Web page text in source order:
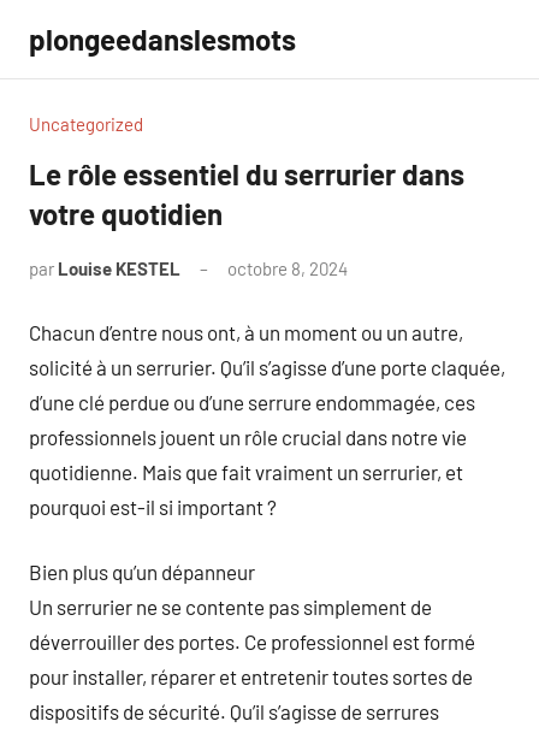
contenu
plongeedanslesmots
Uncategorized
Le rôle essentiel du serrurier dans
votre quotidien
par Louise KESTEL octobre 8, 2024
Chacun d’entre nous ont, à un moment ou un autre,
solicité à un serrurier. Qu’il s’agisse d’une porte claquée,
d’une clé perdue ou d’une serrure endommagée, ces
professionnels jouent un rôle crucial dans notre vie
quotidienne. Mais que fait vraiment un serrurier, et
pourquoi est-il si important ?
Bien plus qu’un dépanneur
Un serrurier ne se contente pas simplement de
déverrouiller des portes. Ce professionnel est formé
pour installer, réparer et entretenir toutes sortes de
dispositifs de sécurité. Qu’il s’agisse de serrures